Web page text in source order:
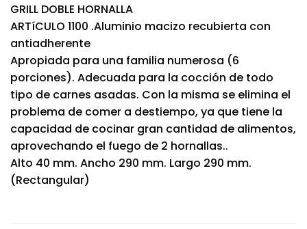
GRILL DOBLE HORNALLA
ARTíCULO 1100 .Aluminio macizo recubierta con
antiadherente
Apropiada para una familia numerosa (6
porciones). Adecuada para la cocción de todo
tipo de carnes asadas. Con la misma se elimina el
problema de comer a destiempo, ya que tiene la
capacidad de cocinar gran cantidad de alimentos,
aprovechando el fuego de 2 hornallas..
Alto 40 mm. Ancho 290 mm. Largo 290 mm.
(Rectangular)